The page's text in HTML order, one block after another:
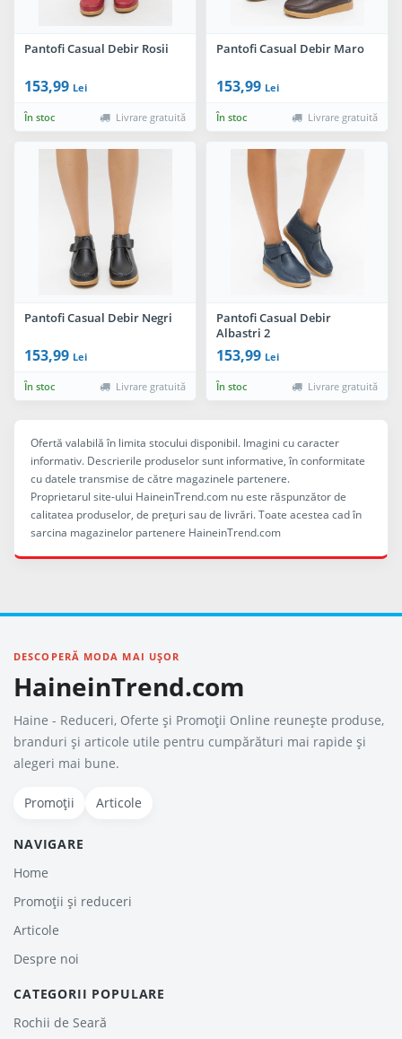
Pantofi Casual Debir Rosii
153,99 Lei
În stoc Livrare gratuită
Pantofi Casual Debir Maro
153,99 Lei
În stoc Livrare gratuită
Pantofi Casual Debir Negri
153,99 Lei
În stoc Livrare gratuită
Pantofi Casual Debir
Albastri 2
153,99 Lei
În stoc Livrare gratuită
Ofertă valabilă în limita stocului disponibil. Imagini cu caracter
informativ. Descrierile produselor sunt informative, în conformitate
cu datele transmise de către magazinele partenere.
Proprietarul site-ului HaineinTrend.com nu este răspunzător de
calitatea produselor, de preţuri sau de livrări. Toate acestea cad în
sarcina magazinelor partenere HaineinTrend.com
DESCOPERĂ MODA MAI UȘOR
HaineinTrend.com
Haine - Reduceri, Oferte şi Promoţii Online reunește produse,
branduri și articole utile pentru cumpărături mai rapide și
alegeri mai bune.
Promoții Articole
NAVIGARE
Home
Promoții și reduceri
Articole
Despre noi
CATEGORII POPULARE
Rochii de Seară